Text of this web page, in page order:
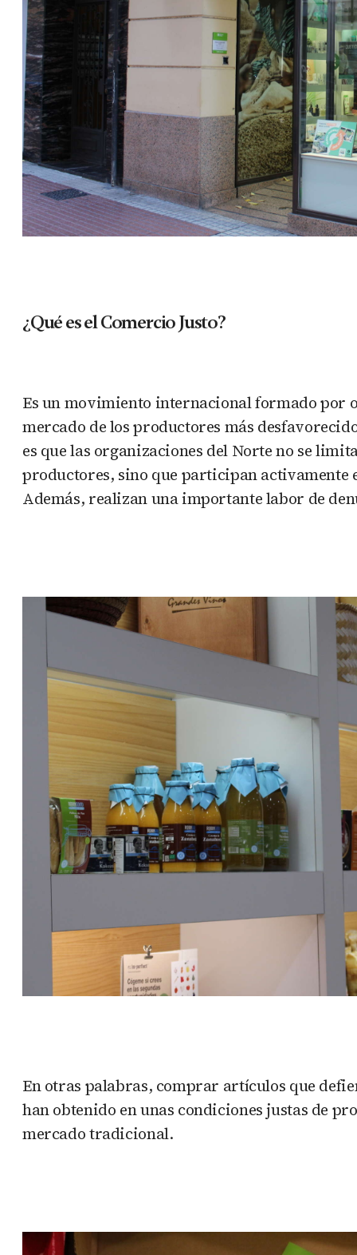
¿Qué es el Comercio Justo?
Es un movimiento internacional formado por
mercado de los productores más
es que las organizaciones del Norte no se
productores, sino que participan
Además, realizan una importante labor de
En otras palabras, comprar artículos que
han obtenido en unas condiciones justas de
mercado tradicional.